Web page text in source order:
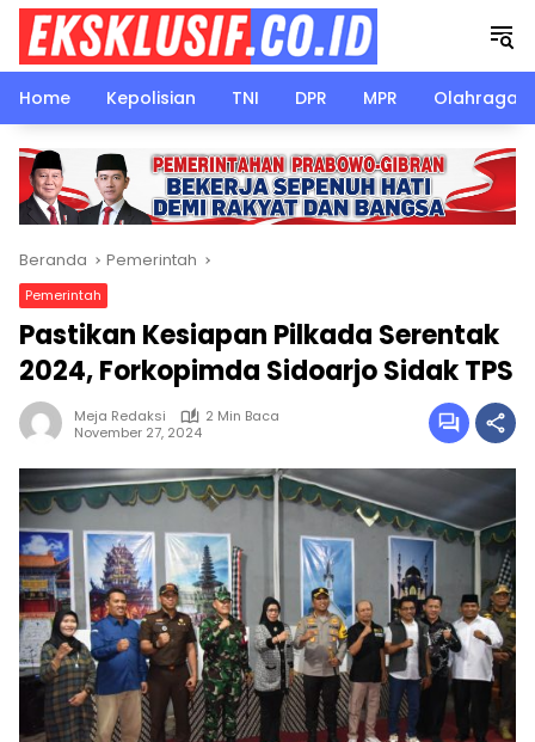
Langsung
konten
Home
Kepolisian TNI DPR MPR Olahraga
Beranda Pemerintah
Pemerintah
Pastikan Kesiapan Pilkada Serentak
2024, Forkopimda Sidoarjo Sidak TPS
Meja Redaksi
2 Min Baca
November 27, 2024